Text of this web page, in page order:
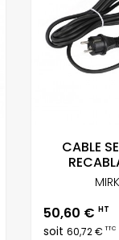
CABLE
Prix
50,60 € HT
soit 60,72 €TTC